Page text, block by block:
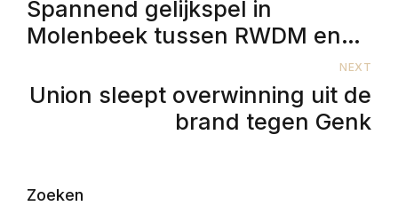
Spannend gelijkspel in
Molenbeek tussen RWDM en
NEXT
Union sleept overwinning uit de
brand tegen Genk
Zoeken